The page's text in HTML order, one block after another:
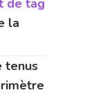
de tag
la
tenus